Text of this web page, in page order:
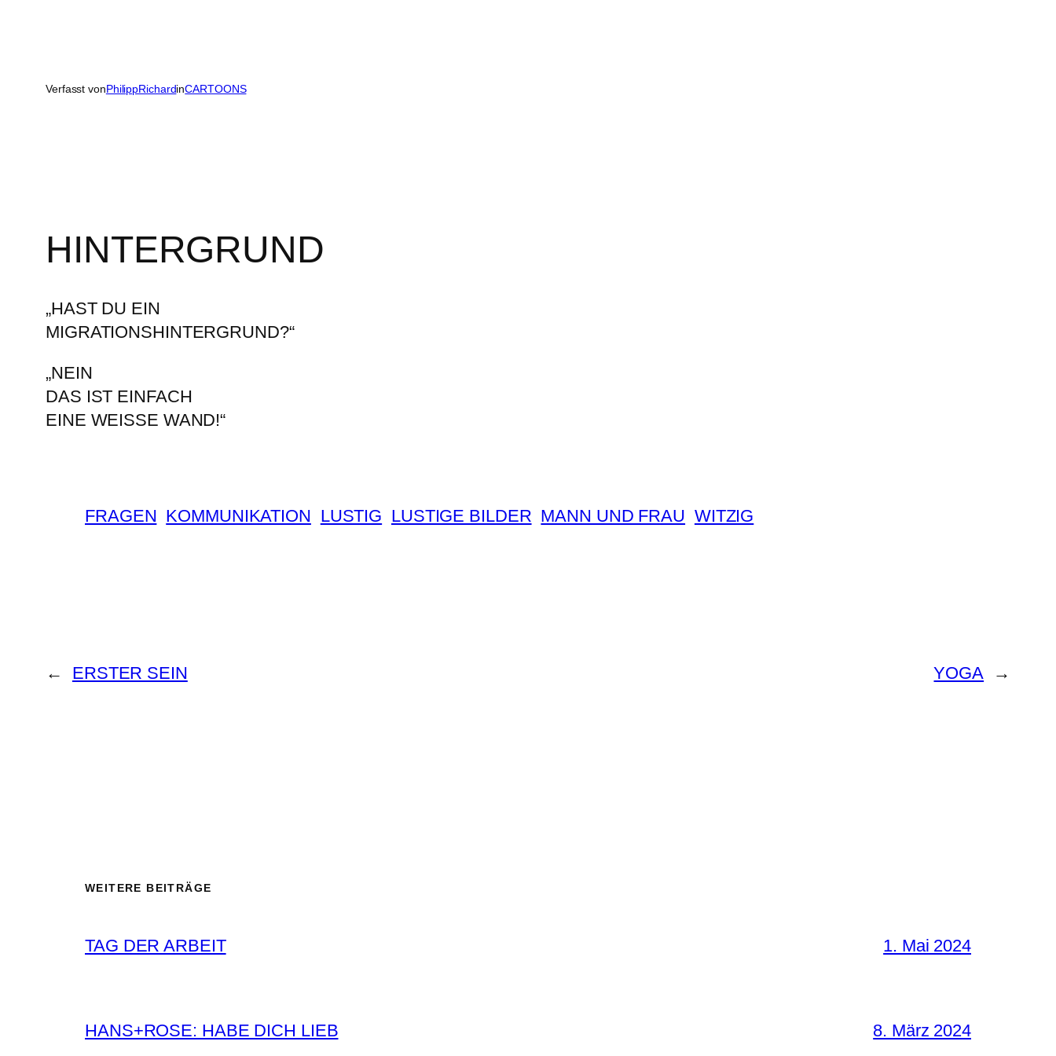
Verfasst vonPhilippRichardinCARTOONS
HINTERGRUND
„HAST DU EIN
MIGRATIONSHINTERGRUND?“
„NEIN
DAS IST EINFACH
EINE WEISSE WAND!“
FRAGEN KOMMUNIKATION LUSTIG LUSTIGE BILDER MANN UND FRAU WITZIG
← ERSTER SEIN YOGA →
WEITERE BEITRÄGE
TAG DER ARBEIT 1. Mai 2024
HANS+ROSE: HABE DICH LIEB 8. März 2024